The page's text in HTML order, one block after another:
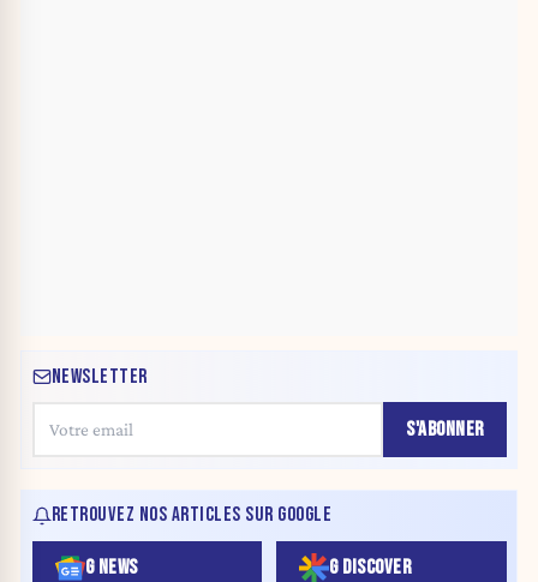
NEWSLETTER
S'ABONNER
RETROUVEZ NOS ARTICLES SUR GOOGLE
G NEWS G DISCOVER